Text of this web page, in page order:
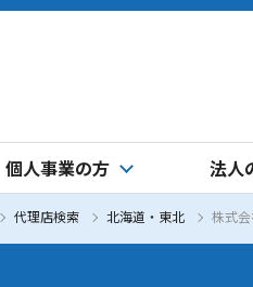
個人事業の方 法人
代理店検索 北海道・東北 株式